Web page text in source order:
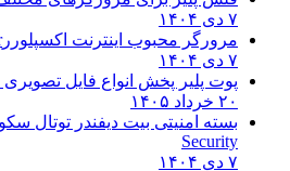
مرورگر محبوب اینترنت اکسپلورر
پوت پلیر پخش انواع فایل تصویری و
بسته امنیتی بیت دیفندر توتال سکوریتی
Security